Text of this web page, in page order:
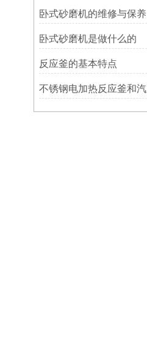
卧式砂磨机的维修与保养
卧式砂磨机是做什么的
反应釜的基本特点